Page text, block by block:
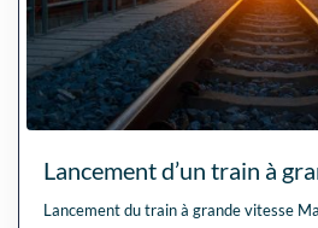
Lancement d’un train à
Lancement du train à grande vitesse